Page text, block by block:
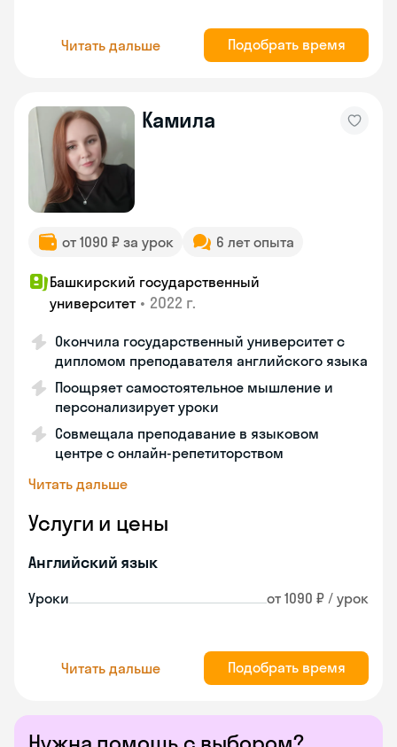
Читать дальше Подобрать время
Камила
от 1090 ₽ за урок 6 лет опыта
Башкирский государственный
университет • 2022 г.
Окончила государственный университет с
дипломом преподавателя английского языка
Поощряет самостоятельное мышление и
персонализирует уроки
Совмещала преподавание в языковом
центре с онлайн-репетиторством
Читать дальше
Услуги и цены
Английский язык
Уроки от 1090 ₽ / урок
Читать дальше Подобрать время